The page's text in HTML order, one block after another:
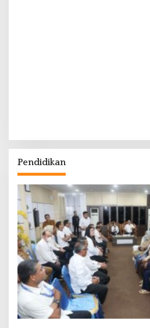
Pendidikan